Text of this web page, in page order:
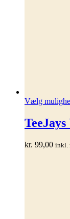
Vælg
kr. 99,00 inkl.